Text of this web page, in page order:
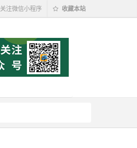
关注微信小程序 收藏本站